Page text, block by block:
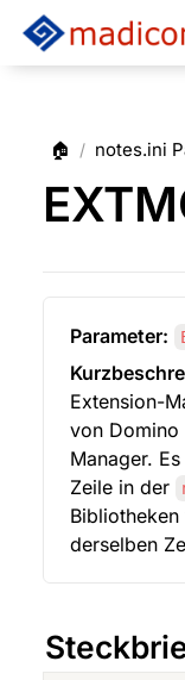
🏠 / notes.ini
Parameter:
Extension-
von Domino
Manager.
Zeile in der
derselben